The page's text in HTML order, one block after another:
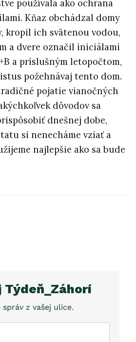
používala ako ochrana
Kňaz obchádzal domy
kropil ich svätenou vodou,
a dvere označil iniciálami
a príslušným letopočtom,
požehnávaj tento dom.
pojatie vianočných
dôvodov sa
dnešnej dobe,
si nenecháme vziať a
najlepšie ako sa bude
Týdeň_Záhorí
z vašej ulice.